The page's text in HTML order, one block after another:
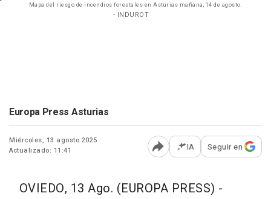
Mapa del riesgo de incendios forestales en Asturias mañana, 14 de agosto.
- INDUROT
Europa Press Asturias
Miércoles, 13 agosto 2025
Actualizado: 11:41
Abrir opciones para
IA Seguir en
OVIEDO, 13 Ago. (EUROPA PRESS) -